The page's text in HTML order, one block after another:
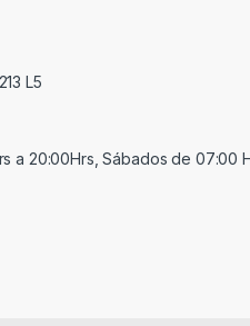
L5
a 20:00Hrs, Sábados de 07:00